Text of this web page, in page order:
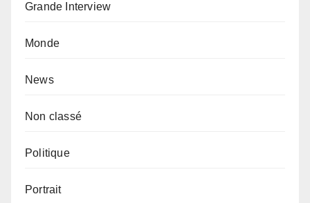
Grande Interview
Monde
News
Non classé
Politique
Portrait